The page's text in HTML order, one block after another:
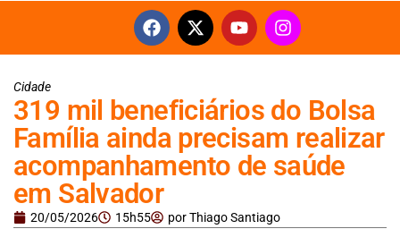
Cidade
319 mil beneficiários do Bolsa
Família ainda precisam realizar
acompanhamento de saúde
em Salvador
20/05/2026 15h55 porThiago Santiago